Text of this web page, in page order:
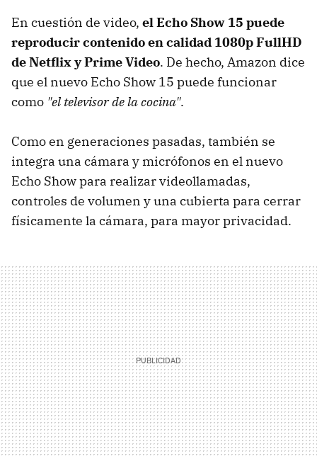
En cuestión de video, el Echo Show 15 puede
reproducir contenido en calidad 1080p FullHD
de Netflix y Prime Video. De hecho, Amazon dice
que el nuevo Echo Show 15 puede funcionar
como "el televisor de la cocina".
Como en generaciones pasadas, también se
integra una cámara y micrófonos en el nuevo
Echo Show para realizar videollamadas,
controles de volumen y una cubierta para cerrar
físicamente la cámara, para mayor privacidad.